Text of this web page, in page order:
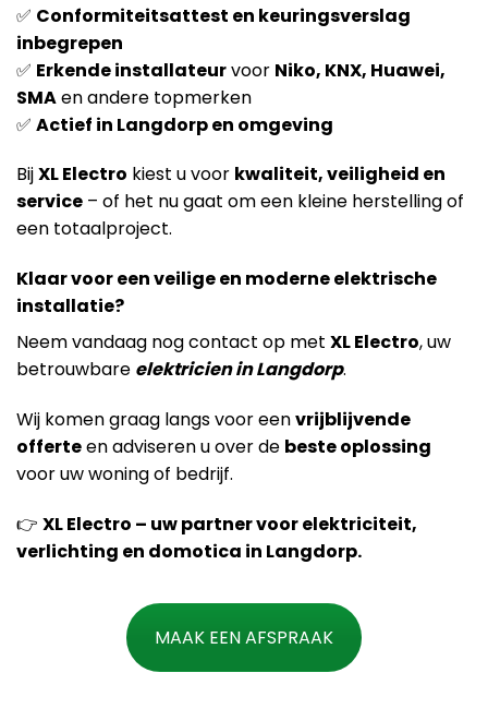
✅ Conformiteitsattest en keuringsverslag
inbegrepen
✅ Erkende installateurvoor Niko, KNX, Huawei,
SMAen andere topmerken
✅ Actief in Langdorp en omgeving
BijXL Electro kiest u voor kwaliteit, veiligheid en
service – of het nu gaat om een kleine herstelling of
een totaalproject.
Klaar voor een veilige en moderne elektrische
installatie?
Neem vandaag nog contact op met XL Electro, uw
betrouwbare elektricien in Langdorp.
Wij komen graag langs voor eenvrijblijvende
offerteen adviseren u over de beste oplossing
voor uw woning of bedrijf.
👉 XL Electro – uw partner voor elektriciteit,
verlichting en domotica in Langdorp.
MAAK EEN AFSPRAAK